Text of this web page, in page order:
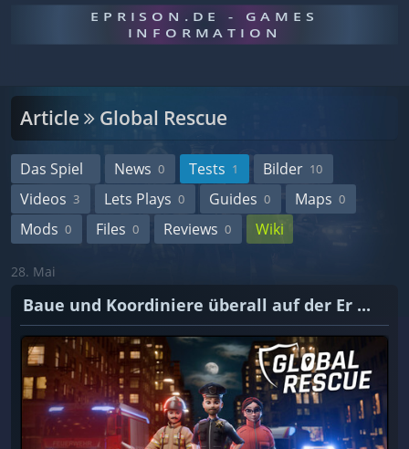
EPRISON.DE - GAMES
INFORMATION
Article Global Rescue
Das Spiel News 0 Tests 1 Bilder 10
Videos 3 Lets Plays 0 Guides 0 Maps 0
Mods 0 Files 0 Reviews 0 Wiki
28. Mai
Baue und Koordiniere überall auf der Er ...